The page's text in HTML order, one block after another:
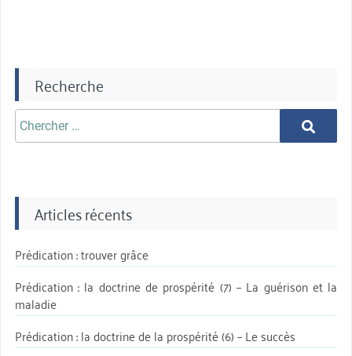
Recherche
Chercher
aprè:
Chercher
Articles récents
Prédication : trouver grâce
Prédication : la doctrine de prospérité (7) – La guérison et la
maladie
Prédication : la doctrine de la prospérité (6) – Le succès